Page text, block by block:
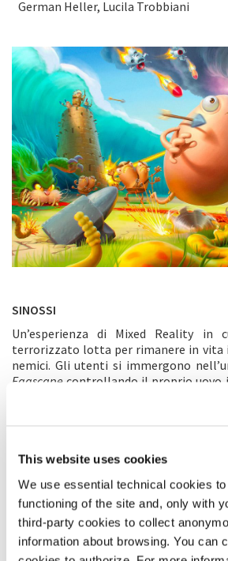
This website uses cookies
We use essential technical cookies
functioning of the site and, only with
third-party cookies to collect
information about browsing. You can
German Heller, Lucila Trobbiani
SINOSSI
Un’esperienza di Mixed Reality in
terrorizzato lotta per rimanere in vita
nemici. Gli utenti si immergono
Eggscape controllando il proprio uovo
con un ring per la boxe, una palestra
di eccessi simile a Las Vegas.
mai visto prima. Entrate nel
gli altri avversari, cercando di
pericoli che incombono sulle uova
più facile a dirsi che a farsi: il primo
fuggire vince. I giocatori possono
gioco interagendo con l’ambiente